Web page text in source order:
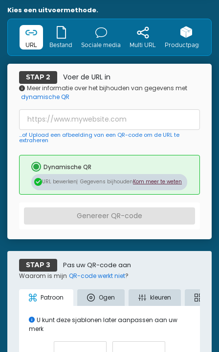
Kies een uitvoermethode.
URL Bestand Sociale media Multi URL Productpagina
STAP 2 Voer de URL in
Meer informatie over het bijhouden van gegevens met
dynamische QR
...of Upload een afbeelding van een QR-code om de URL te
extraheren
Dynamische QR
URL bewerken Gegevens bijhoudenKom meer te weten
Genereer QR-code
STAP 3 Pas uw QR-code aan
Waarom is mijn QR-code werkt niet?
Patroon Ogen kleuren
U kunt deze sjablonen later aanpassen aan uw
merk